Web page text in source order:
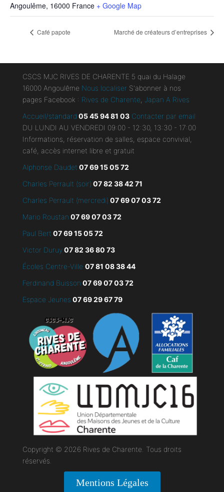
Angoulême, 16000 France + Google Map
Café papote Marché de créateurs d’entreprises
CSCS MJC RIVES DE CHARENTE 5 quai du Halage
16000 Angoulême Nous localiser S'abonner à nos
pages Facebook : Rives de Charente Japan A Rives
Accueil/standard 05 45 94 81 03 Contacter par email
DU LUNDI AU VENDREDI 09:00 - 12:30, 13:30 - 17:00
Informations, réservation de salles, espace convivial,
café, accès internet libre et gratuit
Alphonse Daudet 07 69 15 05 72
Charles Perrault (soir) 07 82 38 42 71
Charles Perrault (mercredi) 07 69 07 03 72
Mario Roustan 07 69 07 03 72
Paul Bert 07 69 15 05 72
Victor Duruy07 82 36 80 73
Écoles Centre-Ville 07 81 08 38 44
Ferdinand Buisson 0769 07 03 72
Espace Jeunes 07 69 29 67 79
Copyright © 2026 Rives de Charente. Tous droits
réservés.
Mentions Légales